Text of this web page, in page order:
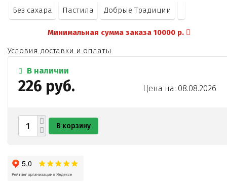
Без сахара Пастила Добрые Традиции
Минимальная сумма заказа 10000 р.
Условия доставки и оплаты
В наличии
226 руб. Цена на: 08.08.2026
В корзину